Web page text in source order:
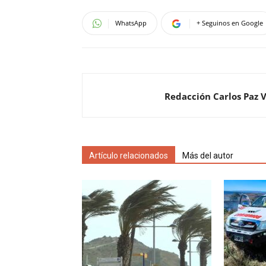
WhatsApp + Seguinos en Google
Redacción Carlos Paz
Artículo relacionados Más del autor